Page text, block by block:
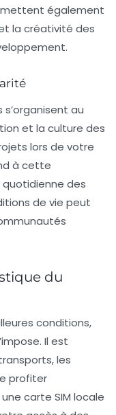
également
la créativité des
au
et la culture des
lors de votre
à cette
des
de vie peut
du
conditions,
Il est
les
profiter
carte SIM locale